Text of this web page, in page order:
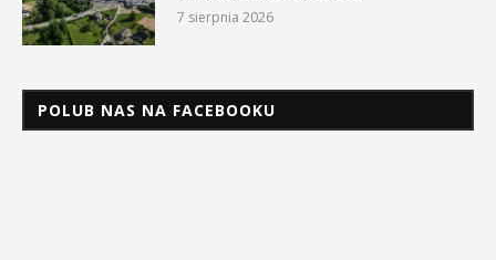
7 sierpnia 2026
POLUB NAS NA FACEBOOKU